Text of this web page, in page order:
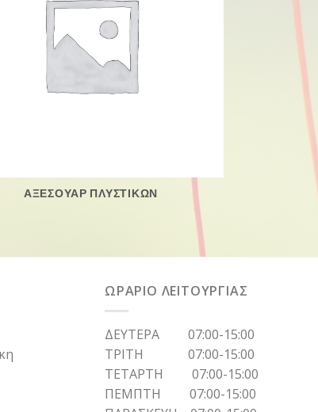
ΑΞΕΣΟΥΑΡ ΠΛΥΣΤΙΚΩΝ
ΩΡΑΡΙΟ ΛΕΙΤΟΥΡΓΙΑΣ
ΔΕΥΤΕΡΑ 07:00-15:00
ΤΡΙΤΗ 07:00-15:00
ΤΕΤΑΡΤΗ 07:00-15:00
ΠΕΜΠΤΗ 07:00-15:00